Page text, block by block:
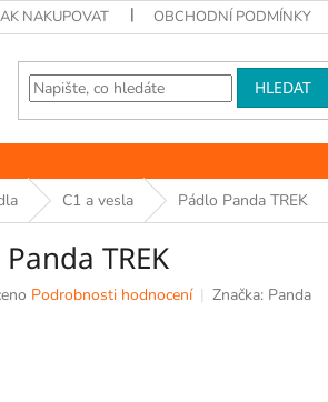
NAKUPOVAT OBCHODNÍ PODMÍNKY
HLEDAT
C1 a vesla Pádlo Panda TREK
TREK
Podrobnosti hodnocení Značka: Panda